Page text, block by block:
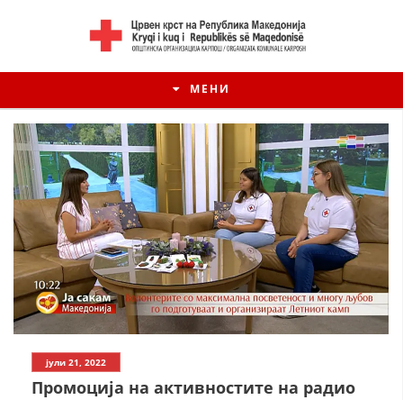
МЕНИ
јули 21, 2022
Промоција на активностите на радио